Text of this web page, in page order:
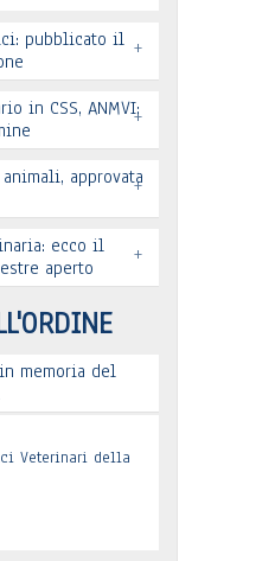
pubblicato il +
in CSS, ANMVI:+
approvata
+
ecco il
aperto
+
memoria del
Veterinari della